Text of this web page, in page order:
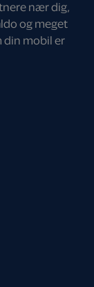
nær dig,
og meget
din mobil er